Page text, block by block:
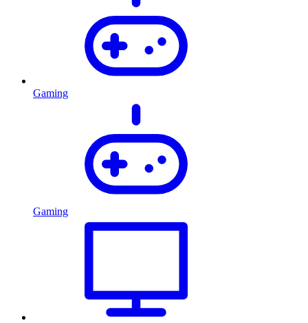
Gaming
Gaming